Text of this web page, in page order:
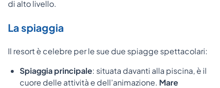
di alto livello.
La spiaggia
Il resort è celebre per le sue due spiagge spettacolari:
Spiaggia principale: situata davanti alla piscina, è il
cuore delle attività e dell’animazione. Mare